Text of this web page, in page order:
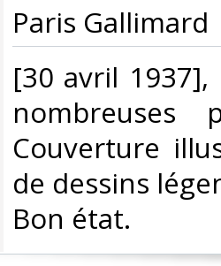
‎Paris Gallimard ‎
‎[30 avril
nombreuses
Couverture
de dessins
Bon état. ‎